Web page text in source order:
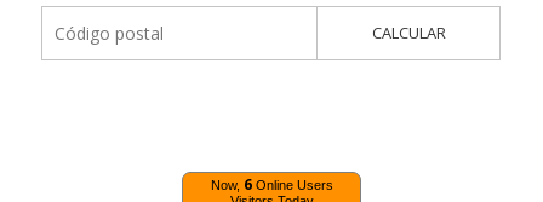
CALCULAR
Now, 6Online Users